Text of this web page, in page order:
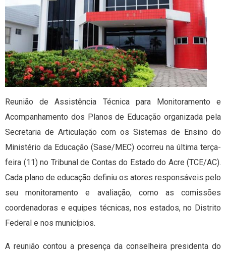
Reunião de Assistência Técnica para Monitoramento e
Acompanhamento dos Planos de Educação organizada pela
Secretaria de Articulação com os Sistemas de Ensino do
Ministério da Educação (Sase/MEC) ocorreu na última terça-
feira (11) no Tribunal de Contas do Estado do Acre (TCE/AC).
Cada plano de educação definiu os atores responsáveis pelo
seu monitoramento e avaliação, como as comissões
coordenadoras e equipes técnicas, nos estados, no Distrito
Federal e nos municípios.
A reunião contou a presença da conselheira presidenta do